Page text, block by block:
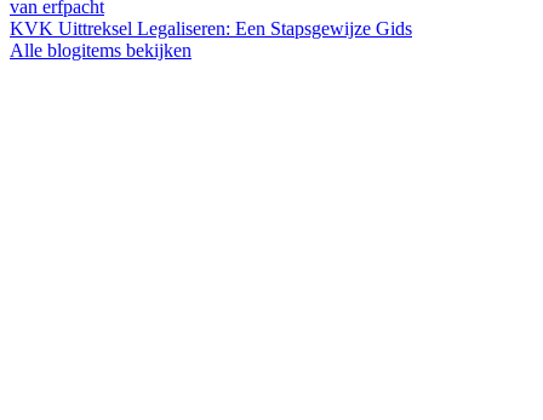
van erfpacht
KVK Uittreksel Legaliseren: Een Stapsgewijze Gids
Alle blogitems bekijken